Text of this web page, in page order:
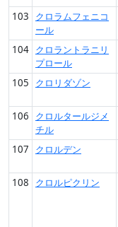
103
クロラムフェニコ
ール
104 クロラントラニリ
プロール
105 クロリダゾン
106
クロルタールジメ
チル
107
クロルデン
108
クロルピクリン